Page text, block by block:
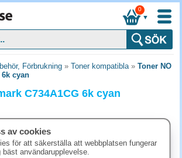
▼
0
Förbrukning » Toner kompatibla» Toner NO
6k cyan
C734A1CG 6k cyan
av cookies
för att säkerställa att webbplatsen fungerar
bäst användarupplevelse.